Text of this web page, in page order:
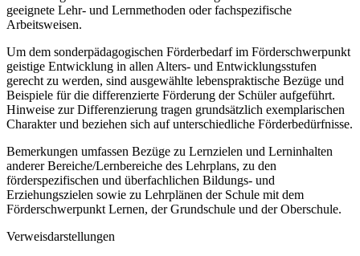
geeignete Lehr- und Lernmethoden oder fachspezifische
Arbeitsweisen.
Um dem sonderpädagogischen Förderbedarf im Förderschwerpunkt
geistige Entwicklung in allen Alters- und Entwicklungsstufen
gerecht zu werden, sind ausgewählte lebenspraktische Bezüge und
Beispiele für die differenzierte Förderung der Schüler aufgeführt.
Hinweise zur Differenzierung tragen grundsätzlich exemplarischen
Charakter und beziehen sich auf unterschiedliche Förderbedürfnisse.
Bemerkungen umfassen Bezüge zu Lernzielen und Lerninhalten
anderer Bereiche/Lernbereiche des Lehrplans, zu den
förderspezifischen und überfachlichen Bildungs- und
Erziehungszielen sowie zu Lehrplänen der Schule mit dem
Förderschwerpunkt Lernen, der Grundschule und der Oberschule.
Verweisdarstellungen